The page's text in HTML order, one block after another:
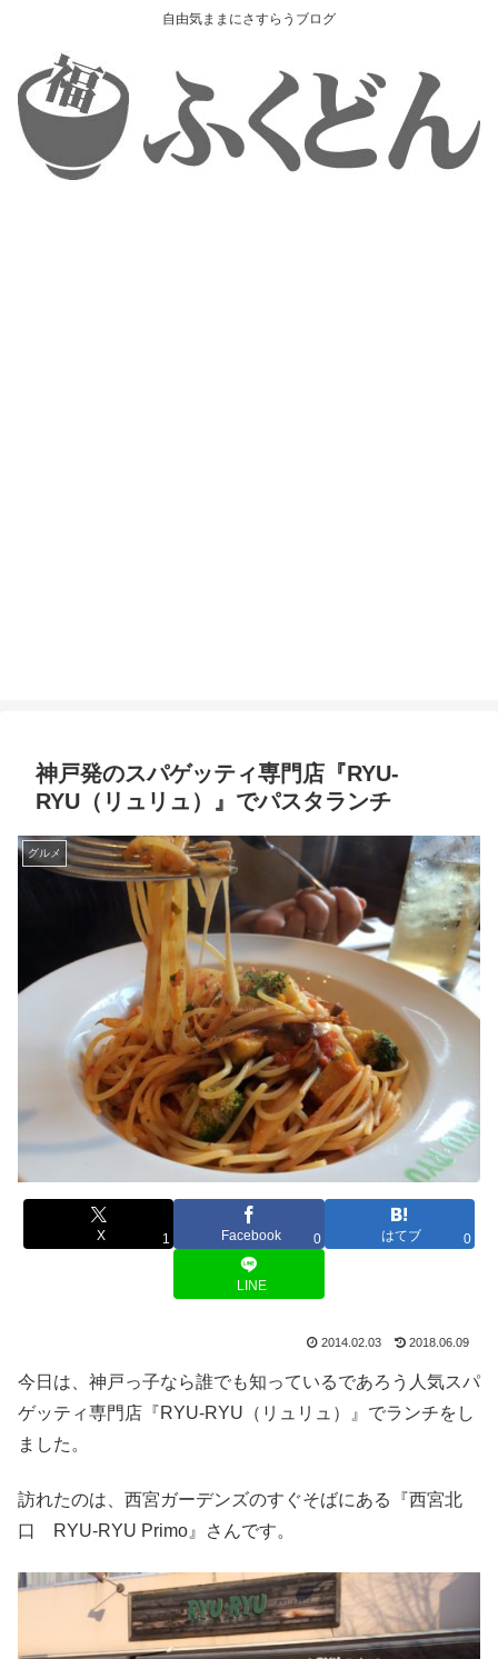
自由気ままにさすらうブログ
神戸発のスパゲッティ専門店『RYU-
RYU（リュリュ）』でパスタランチ
グルメ
X 1 Facebook 0 はてブ 0
LINE
2014.02.03 2018.06.09
今日は、神戸っ子なら誰でも知っているであろう人気スパ
ゲッティ専門店『RYU-RYU（リュリュ）』でランチをし
ました。
訪れたのは、西宮ガーデンズのすぐそばにある『西宮北
口 RYU-RYU Primo』さんです。